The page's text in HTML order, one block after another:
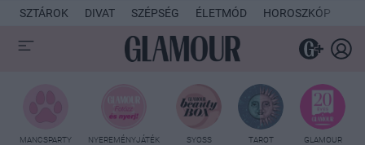
SZTÁROK DIVAT SZÉPSÉG ÉLETMÓD HOROSZKÓP
MANCSPARTY NYEREMÉNYJÁTÉK SYOSS TAROT
GLAMOUR